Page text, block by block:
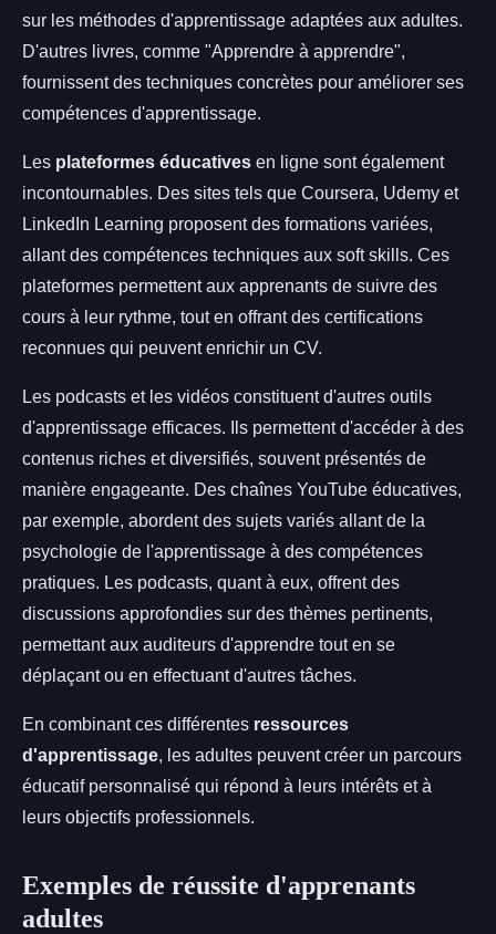
sur les méthodes d'apprentissage adaptées aux adultes.
D'autres livres, comme "Apprendre à apprendre",
fournissent des techniques concrètes pour améliorer ses
compétences d'apprentissage.
Les plateformes éducatives en ligne sont également
incontournables. Des sites tels que Coursera, Udemy et
LinkedIn Learning proposent des formations variées,
allant des compétences techniques aux soft skills. Ces
plateformes permettent aux apprenants de suivre des
cours à leur rythme, tout en offrant des certifications
reconnues qui peuvent enrichir un CV.
Les podcasts et les vidéos constituent d'autres outils
d'apprentissage efficaces. Ils permettent d'accéder à des
contenus riches et diversifiés, souvent présentés de
manière engageante. Des chaînes YouTube éducatives,
par exemple, abordent des sujets variés allant de la
psychologie de l'apprentissage à des compétences
pratiques. Les podcasts, quant à eux, offrent des
discussions approfondies sur des thèmes pertinents,
permettant aux auditeurs d'apprendre tout en se
déplaçant ou en effectuant d'autres tâches.
En combinant ces différentes ressources
d'apprentissage, les adultes peuvent créer un parcours
éducatif personnalisé qui répond à leurs intérêts et à
leurs objectifs professionnels.
Exemples de réussite d'apprenants
adultes